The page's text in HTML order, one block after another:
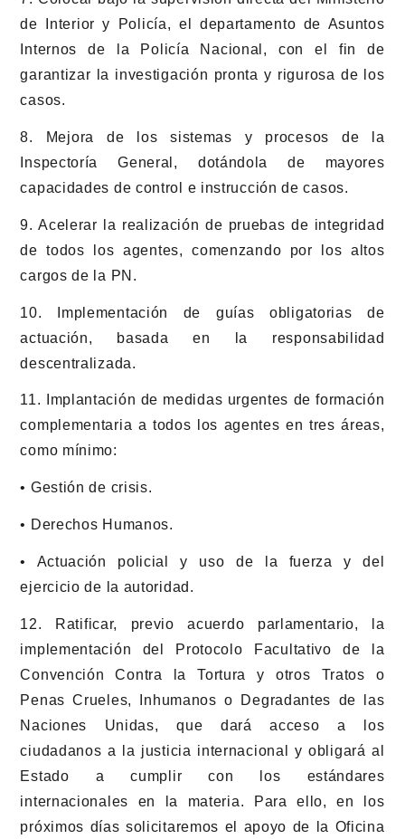
de Interior y Policía, el departamento de Asuntos
Internos de la Policía Nacional, con el fin de
garantizar la investigación pronta y rigurosa de los
casos.
8. Mejora de los sistemas y procesos de la
Inspectoría General, dotándola de mayores
capacidades de control e instrucción de casos.
9. Acelerar la realización de pruebas de integridad
de todos los agentes, comenzando por los altos
cargos de la PN.
10. Implementación de guías obligatorias de
actuación, basada en la responsabilidad
descentralizada.
11. Implantación de medidas urgentes de formación
complementaria a todos los agentes en tres áreas,
como mínimo:
• Gestión de crisis.
• Derechos Humanos.
• Actuación policial y uso de la fuerza y del
ejercicio de la autoridad.
12. Ratificar, previo acuerdo parlamentario, la
implementación del Protocolo Facultativo de la
Convención Contra la Tortura y otros Tratos o
Penas Crueles, Inhumanos o Degradantes de las
Naciones Unidas, que dará acceso a los
ciudadanos a la justicia internacional y obligará al
Estado a cumplir con los estándares
internacionales en la materia. Para ello, en los
próximos días solicitaremos el apoyo de la Oficina